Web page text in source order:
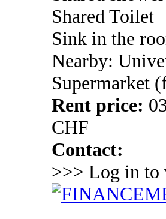
Shared Toilet
Sink in the
Nearby:
Supermarket
Rent price:
CHF
Contact:
>>> Log in to